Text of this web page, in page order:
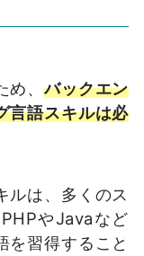
め、バックエン
言語スキルは必
ルは、多くのス
やJavaなど
を習得すること